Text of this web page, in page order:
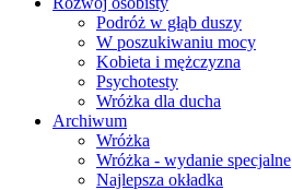
Podróż w głąb duszy
W poszukiwaniu mocy
Kobieta i mężczyzna
Psychotesty
Wróżka dla ducha
Archiwum
Wróżka
Wróżka - wydanie specjalne
Najlepsza okładka